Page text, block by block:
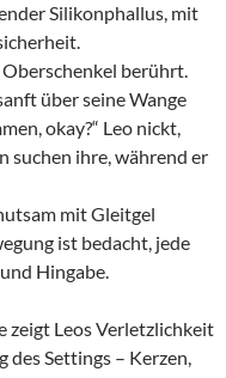
Silikonphallus, mit
berührt.
über seine Wange
okay?“ Leo nickt,
suchen ihre, während er
mit Gleitgel
ist bedacht, jede
Hingabe.
zeigt Leos Verletzlichkeit
des Settings – Kerzen,